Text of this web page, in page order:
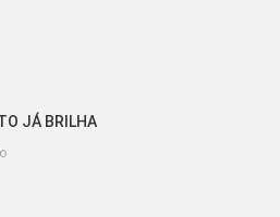
JÁ BRILHA